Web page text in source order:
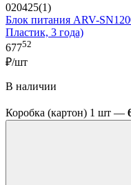
020425(1)
Блок питания ARV-
Пластик, 3 года)
67752
₽/шт
В наличии
Коробка (картон) 1 шт —